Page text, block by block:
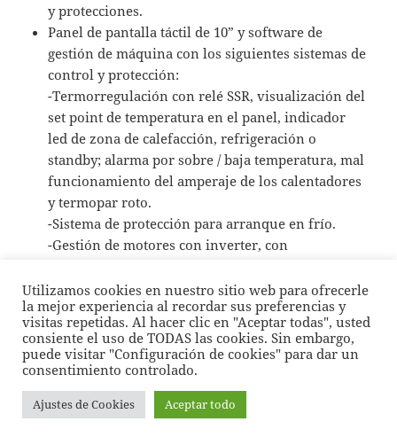
y protecciones.
Panel de pantalla táctil de 10” y software de
gestión de máquina con los siguientes sistemas de
control y protección:
-Termorregulación con relé SSR, visualización del
set point de temperatura en el panel, indicador
led de zona de calefacción, refrigeración o
standby; alarma por sobre / baja temperatura, mal
funcionamiento del amperaje de los calentadores
y termopar roto.
-Sistema de protección para arranque en frío.
-Gestión de motores con inverter, con
amperaje en tiempo real.
-Gestión del transductor de control de presión (si
está instalado) con visualización de barras en
tiempo real y posibilidad de configurar alarma y
umbral.
Protección: el sistema de control incluye la
siguiente protección:
Utilizamos cookies en nuestro sitio web para ofrecerle
la mejor experiencia al recordar sus preferencias y
visitas repetidas. Al hacer clic en "Aceptar todas", usted
consiente el uso de TODAS las cookies. Sin embargo,
puede visitar "Configuración de cookies" para dar un
consentimiento controlado.
Ajustes de Cookies Aceptar todo